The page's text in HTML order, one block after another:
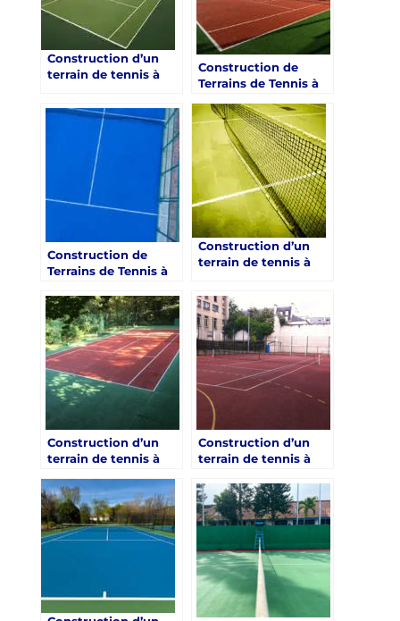
Construction d’un
terrain de tennis à
conception des
zones de repos pour
les joueurs et les
spectateurs sur les
terrains de Tennis à
Construction de
Terrains de Tennis à
Assurer la Facilité
d’Entretien pour les
Académies de Tennis
Construction de
Terrains de Tennis à
Intégration de
Systèmes Innovants
de Gestion des
Déchets
Construction d’un
terrain de tennis à
avantages des
revêtements de
surface écologiques
dans la construction
de terrains de Tennis
pour les académies
Construction d’un
terrain de tennis à
élan pour les centres
de retraite sportive
Construction d’un
terrain de tennis à
l’utilisation du terrain
de tennis à Toulon
pour les centres de
retraite sportive